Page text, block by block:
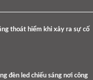
thoát hiểm khi xảy ra sự cố
đèn led chiếu sáng nơi công